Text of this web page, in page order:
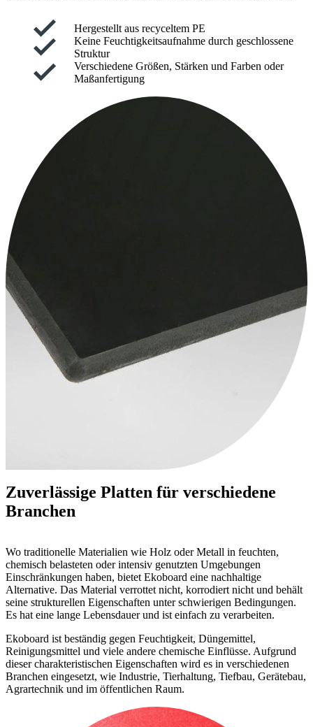
Hergestellt aus recyceltem PE
Keine Feuchtigkeitsaufnahme durch geschlossene
Struktur
Verschiedene Größen, Stärken und Farben oder
Maßanfertigung
Zuverlässige Platten für verschiedene
Branchen
Wo traditionelle Materialien wie Holz oder Metall in feuchten,
chemisch belasteten oder intensiv genutzten Umgebungen
Einschränkungen haben, bietet Ekoboard eine nachhaltige
Alternative. Das Material verrottet nicht, korrodiert nicht und behält
seine strukturellen Eigenschaften unter schwierigen Bedingungen.
Es hat eine lange Lebensdauer und ist einfach zu verarbeiten.
Ekoboard ist beständig gegen Feuchtigkeit, Düngemittel,
Reinigungsmittel und viele andere chemische Einflüsse. Aufgrund
dieser charakteristischen Eigenschaften wird es in verschiedenen
Branchen eingesetzt, wie Industrie, Tierhaltung, Tiefbau, Gerätebau,
Agrartechnik und im öffentlichen Raum.